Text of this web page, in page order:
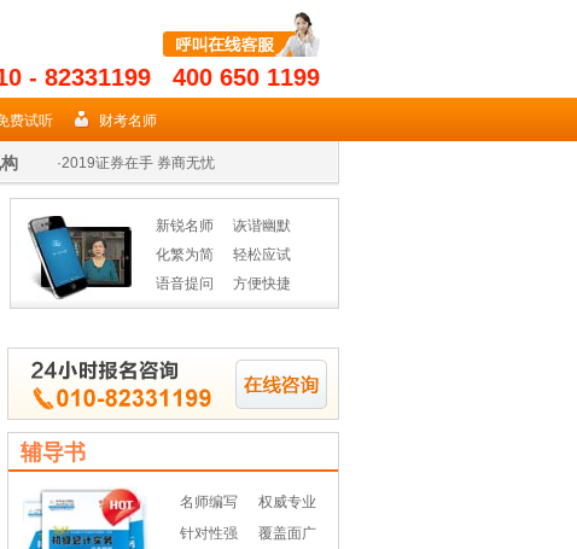
- 82331199 400 650 1199
费试听 财考名师
2019年期货从业名师授课高效省时
·2019证券在手 券商无忧
·2019年期货从业名师授课高效省时
·2019证券在手 券商无忧
新锐名师
诙谐幽默
化繁为简
轻松应试
语音提问
方便快捷
辅导书
名师编写
权威专业
针对性强
覆盖面广